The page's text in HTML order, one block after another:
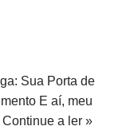
Sua Porta de
E aí, meu
Continue a ler »